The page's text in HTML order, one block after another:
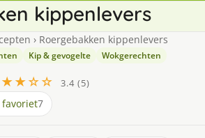
kippenlevers
› Roergebakken kippenlevers
Kip & gevogelte Wokgerechten
3.4 (5)
favoriet7